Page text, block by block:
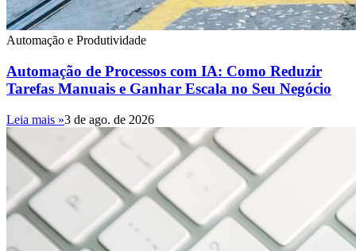
Automação e Produtividade
Automação de Processos com IA: Como Reduzir
Tarefas Manuais e Ganhar Escala no Seu Negócio
Leia mais »3 de ago. de 2026